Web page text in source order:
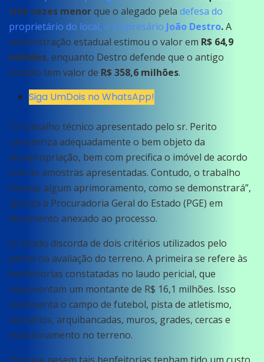
três vezes menorque o alegado pela defesa do
proprietário do local, o empresário João Destro.A
administração estadual estimou o valor em R$ 64,9
milhões, enquanto Destro defende que o antigo
estádio tem valor de R$ 358,6 milhões.
Siga UmDois no WhatsApp!
“O trabalho técnico apresentado pelo sr. Perito
caracteriza adequadamente o bem objeto da
desapropriação, bem com precifica o imóvel de acordo
com as amostras apresentadas. Contudo, o trabalho
merece algum aprimoramento, como se demonstrará”,
aponta a Procuradoria Geral do Estado (PGE) em
documento anexado ao processo.
O Estado discorda de dois critérios utilizados pelo
perito na avaliação do terreno. A primeira se refere às
benfeitorias constatadas no laudo pericial, que
representam um montante de R$ 16,1 milhões. Isso
representa o campo de futebol, pista de atletismo,
vestiários, arquibancadas, muros, grades, cercas e
estacionamento no terreno.